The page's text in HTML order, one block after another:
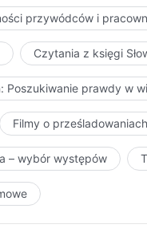
przywódców i
Czytania z księgi
Poszukiwanie prawdy w
Filmy o
– wybór występów